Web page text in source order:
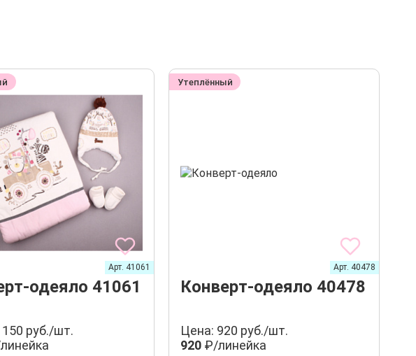
одеяло 41061
Арт. 41061
руб./шт.
Утеплённый
Конверт-одеяло 40478
Арт. 40478
Цена: 920 руб./шт.
920 ₽/линейка